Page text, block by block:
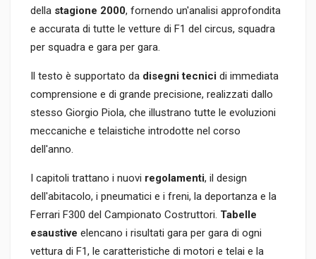
della stagione 2000, fornendo un'analisi approfondita
e accurata di tutte le vetture di F1 del circus, squadra
per squadra e gara per gara.
Il testo è supportato da disegni tecnici di immediata
comprensione e di grande precisione, realizzati dallo
stesso Giorgio Piola, che illustrano tutte le evoluzioni
meccaniche e telaistiche introdotte nel corso
dell'anno.
I capitoli trattano i nuovi regolamenti, il design
dell'abitacolo, i pneumatici e i freni, la deportanza e la
Ferrari F300 del Campionato Costruttori. Tabelle
esaustive elencano i risultati gara per gara di ogni
vettura di F1, le caratteristiche di motori e telai e la